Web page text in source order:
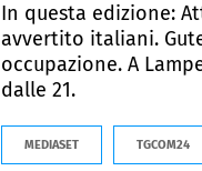
In questa edizione:
avvertito italiani.
occupazione. A
dalle 21.
MEDIASET TGCOM24